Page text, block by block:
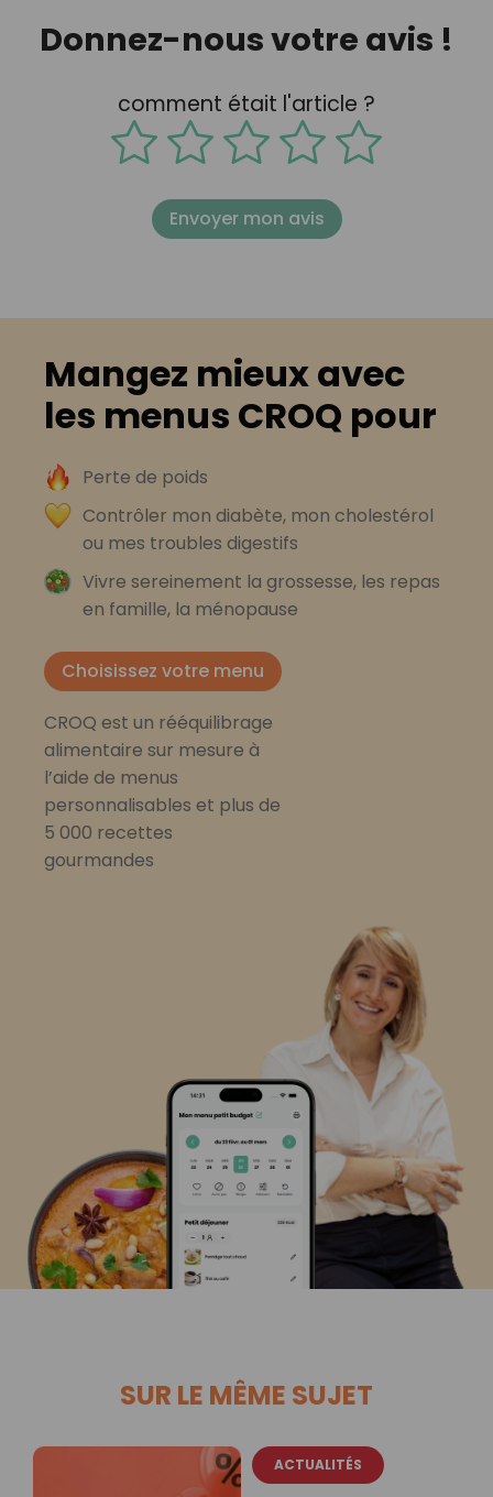
Donnez-nous votre avis !
comment était l'article ?
Envoyer mon avis
Mangez mieux avec
les menus CROQ pour
Perte de poids
Contrôler mon diabète, mon cholestérol
ou mes troubles digestifs
Vivre sereinement la grossesse, les repas
en famille, la ménopause
Choisissez votre menu
CROQ est un rééquilibrage
alimentaire sur mesure à
l’aide de menus
personnalisables et plus de
5 000 recettes
gourmandes
SUR LE MÊME SUJET
ACTUALITÉS